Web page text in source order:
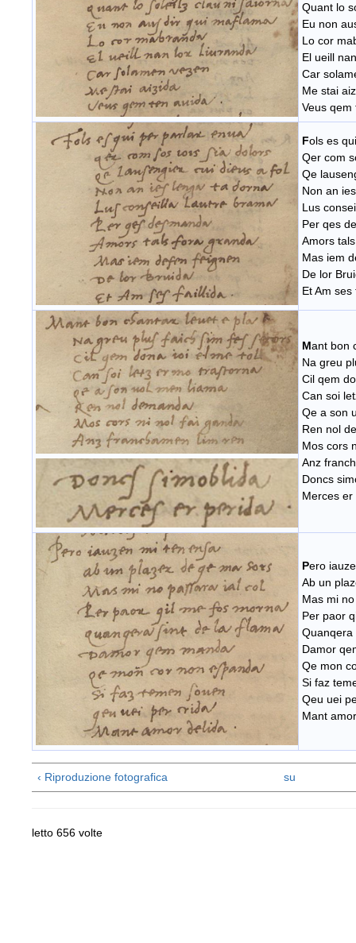
Quant lo
Eu non
Lo cor
El ueill
Car
Me stai
Veus qem
Fols es
Qer com
Qe
Non an
Lus
Per qes
Amors
Mas iem
De lor
Et Am ses
Mant bon
Na greu
Cil qem
Can soi
Qe a son
Ren nol
Mos cors
Anz
Doncs
Merces er
Pero
Ab un
Mas mi
Per paor
Quanqera
Damor
Qe mon
Si faz
Qeu uei
Mant
‹ Riproduzione fotografica su
letto 656 volte